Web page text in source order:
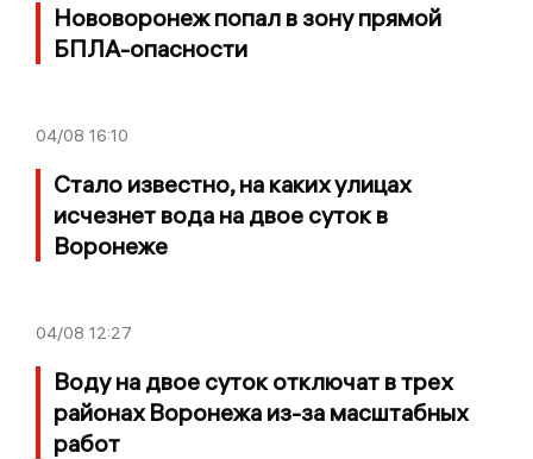
Нововоронеж попал в зону прямой
БПЛА-опасности
04/08 16:10
Стало известно, на каких улицах
исчезнет вода на двое суток в
Воронеже
04/08 12:27
Воду на двое суток отключат в трех
районах Воронежа из-за масштабных
работ